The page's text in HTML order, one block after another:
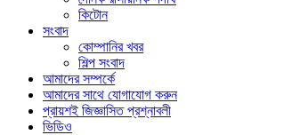
কিটোন
সংবাদ
কোম্পানির খবর
শিল্প সংবাদ
আমাদের সম্পর্কে
আমাদের সাথে যোগাযোগ করুন
প্রায়শই জিজ্ঞাসিত প্রশ্নাবলী
ভিডিও